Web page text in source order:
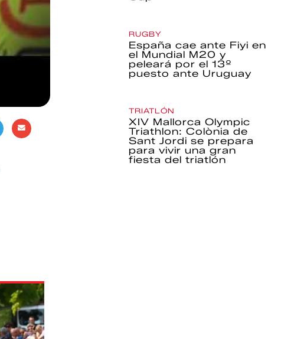
RUGBY
España cae ante Fiyi en
el Mundial M20 y
peleará por el 13º
puesto ante Uruguay
TRIATLÓN
XIV Mallorca Olympic
Triathlon: Colònia de
Sant Jordi se prepara
para vivir una gran
fiesta del triatlón